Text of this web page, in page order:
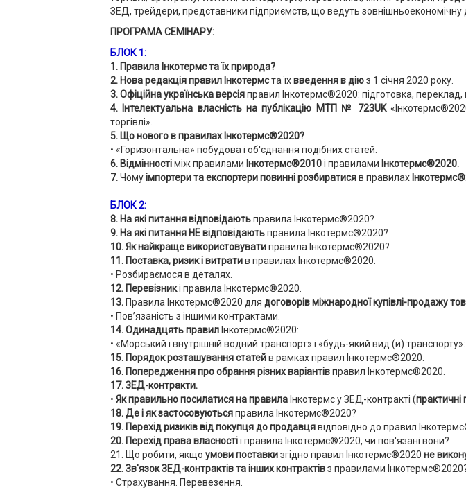
ЗЕД, трейдери, представники підприємств, що ведуть зовнішньоекономічну
ПРОГРАМА СЕМІНАРУ:
БЛОК 1:
1. Правила Інкотермс та їх природа?
2. Нова редакція правил Інкотермста їхвведення в діюз 1 січня 2020 року.
3. Офіційна українська версіяправил Інкотермс®2020: підготовка,
4. Інтелектуальна власність на публікацію МТП № 723UK
торгівлі».
5. Що нового в правилах Інкотермс®2020?
• «Горизонтальна» побудова і об'єднання подібних статей.
6. Відмінностіміж правилами Інкотермс®2010і правилами Інкотермс®2020.
7.Чомуімпортери та експортериповинні розбиратисяв правилах
БЛОК 2:
8. На які питання відповідаютьправила Інкотермс®2020?
9. На які питання НЕ відповідаютьправила Інкотермс®2020?
10. Як найкраще використовуватиправила Інкотермс®2020?
11. Поставка, ризик і витратив правилах Інкотермс®2020.
• Розбираємося в деталях.
12. Перевізникі правила Інкотермс®2020.
13. Правила Інкотермс®2020 для договорів міжнародної купівлі-продажу
• Пов’язаність з іншими контрактами.
14. Одинадцять правил Інкотермс®2020:
• «Морський і внутрішній водний транспорт» і «будь-який вид (и)
15. Порядок розташування статейв рамках правил Інкотермс®2020.
16. Попередження про обрання різних варіантівправил Інкотермс®2020.
17. ЗЕД-контракти.
• Як правильно посилатися на правила Інкотермс у ЗЕД-контракті (практичні
18. Де і як застосовуютьсяправила Інкотермс®2020?
19. Перехід ризиків від покупця до продавцявідповідно до правил
20. Перехід права власностіі правила Інкотермс®2020, чи пов'язані вони?
21. Що робити, якщо умови поставкизгідно правил Інкотермс®2020 не
22. Зв'язок ЗЕД-контрактів та інших контрактівз правилами
• Страхування. Перевезення.